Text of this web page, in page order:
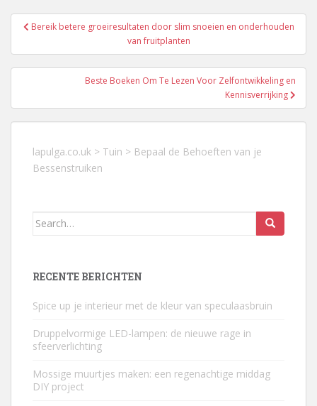
Berichtnavigatie
Bereik betere groeiresultaten door slim snoeien en onderhouden
van fruitplanten
Beste Boeken Om Te Lezen Voor Zelfontwikkeling en
Kennisverrijking
lapulga.co.uk > Tuin > Bepaal de Behoeften van je
Bessenstruiken
Search
RECENTE BERICHTEN
Spice up je interieur met de kleur van speculaasbruin
Druppelvormige LED-lampen: de nieuwe rage in
sfeerverlichting
Mossige muurtjes maken: een regenachtige middag
DIY project